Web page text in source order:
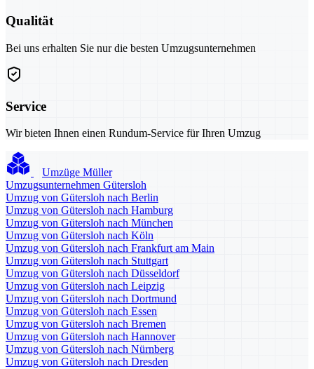
Qualität
Bei uns erhalten Sie nur die besten Umzugsunternehmen
Service
Wir bieten Ihnen einen Rundum-Service für Ihren Umzug
Umzüge Müller
Umzugsunternehmen Gütersloh
Umzug von Gütersloh nach Berlin
Umzug von Gütersloh nach Hamburg
Umzug von Gütersloh nach München
Umzug von Gütersloh nach Köln
Umzug von Gütersloh nach Frankfurt am Main
Umzug von Gütersloh nach Stuttgart
Umzug von Gütersloh nach Düsseldorf
Umzug von Gütersloh nach Leipzig
Umzug von Gütersloh nach Dortmund
Umzug von Gütersloh nach Essen
Umzug von Gütersloh nach Bremen
Umzug von Gütersloh nach Hannover
Umzug von Gütersloh nach Nürnberg
Umzug von Gütersloh nach Dresden